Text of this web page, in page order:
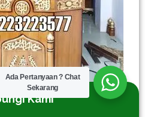
Kami
Ada Pertanyaan ? Chat
Sekarang